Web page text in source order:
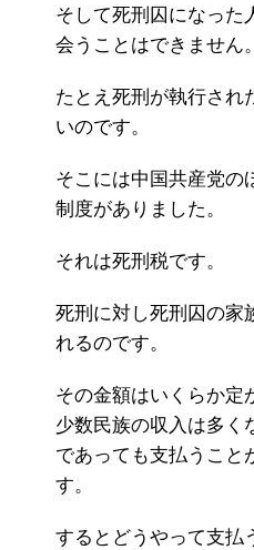
そして死刑囚になった
会うことはできません。
たとえ死刑が執行され
いのです。
そこには中国共産党の
制度がありました。
それは死刑税です。
死刑に対し死刑囚の家
れるのです。
その金額はいくらか定
少数民族の収入は多く
であっても支払うこと
す。
するとどうやって支払